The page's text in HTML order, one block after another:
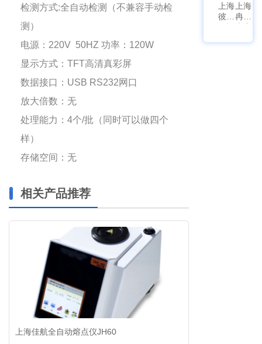
检测方式:全自动检测（不兼容手动检
测）
电源： 220V 50HZ 功率： 120W
显示方式： TFT高清真彩屏
数据接口： USB RS232网口
放大倍数：无
处理能力： 4个/批（同时可以做四个
样）
存储空间：无
相关产品推荐
上海佳航全自动熔点仪JH60
上海
彼爱
姆视
上海
冉绘
大容